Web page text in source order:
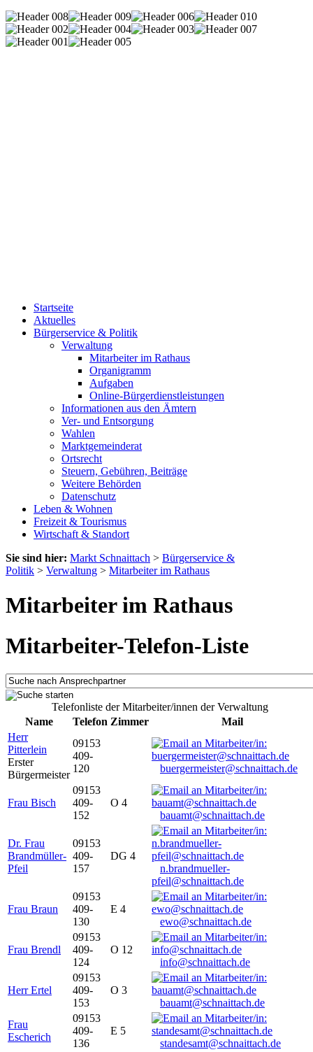
Startseite
Aktuelles
Bürgerservice & Politik
Verwaltung
Mitarbeiter im Rathaus
Organigramm
Aufgaben
Online-Bürgerdienstleistungen
Informationen aus den Ämtern
Ver- und Entsorgung
Wahlen
Marktgemeinderat
Ortsrecht
Steuern, Gebühren, Beiträge
Weitere Behörden
Datenschutz
Leben & Wohnen
Freizeit & Tourismus
Wirtschaft & Standort
Sie sind hier: Markt Schnaittach > Bürgerservice &
Politik > Verwaltung > Mitarbeiter im Rathaus
Mitarbeiter im Rathaus
Mitarbeiter-Telefon-Liste
Telefonliste der Mitarbeiter/innen der Verwaltung
Name
Telefon Zimmer
Mail
Herr
Pitterlein
Erster
Bürgermeister
09153
409-
120
buergermeister@schnaittach.de
Frau Bisch
09153
409-
152
O 4
bauamt@schnaittach.de
Dr. Frau
Brandmüller-
Pfeil
09153
409-
157
DG 4
n.brandmueller-
pfeil@schnaittach.de
Frau Braun
09153
409-
130
E 4
ewo@schnaittach.de
Frau Brendl
09153
409-
124
O 12
info@schnaittach.de
Herr Ertel
09153
409-
153
O 3
bauamt@schnaittach.de
Frau
Escherich
09153
409-
136
E 5
standesamt@schnaittach.de